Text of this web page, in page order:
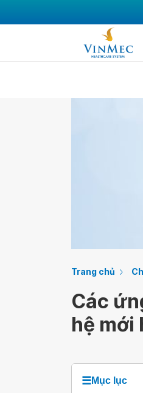
Trang chủ
Các
hệ mới
☰Mục lục